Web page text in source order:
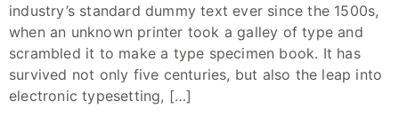
industry’s standard dummy text ever since the 1500s,
when an unknown printer took a galley of type and
scrambled it to make a type specimen book. It has
survived not only five centuries, but also the leap into
electronic typesetting, […]